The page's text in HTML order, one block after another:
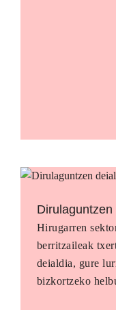
Dirulaguntzen
Hirugarren
berritzaileak
deialdia, gure
bizkortzeko